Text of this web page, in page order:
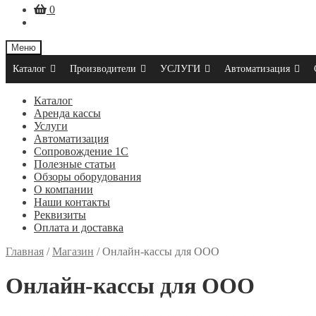
0
Меню
Каталог
Производители УСЛУГИ Автоматизация
Каталог
Аренда кассы
Услуги
Автоматизация
Сопровождение 1С
Полезные статьи
Обзоры оборудования
О компании
Наши контакты
Реквизиты
Оплата и доставка
Главная /Магазин /Онлайн-кассы для ООО
Онлайн-кассы для ООО